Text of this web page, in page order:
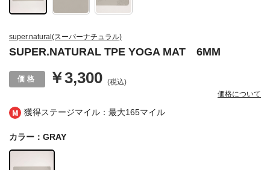
獲得ステージマイル：最大165マイル
super.natural(スーパーナチュラル)
SUPER.NATURAL TPE YOGA MAT 6MM
￥3,300 (税込)
価格について
カラー：GRAY